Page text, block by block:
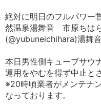
絶対に明日のフルパワー
然温泉湯舞音 市原ちはら
(@yubuneichihara)湯舞
本日男性側キューブサウ
運用をやむを得ず中止と
※20時頃業者がメンテナ
なっております。